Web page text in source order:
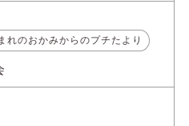
れのおかみからのプチたより
会